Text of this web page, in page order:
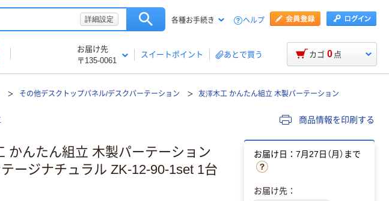
詳細設定 各種お手続き ヘルプ
お届け先
〒135-0061
スイートポイント あとで買う カゴ 0 点
その他デスクトップパネル/デスクパーテーション 友澤木工 かんたん組立 木製パーテーション
商品情報を印刷する
かんたん組立 木製パーテーション
ージナチュラル ZK-12-90-1set 1台
お届け日：7月27日（月）まで
お届け先：